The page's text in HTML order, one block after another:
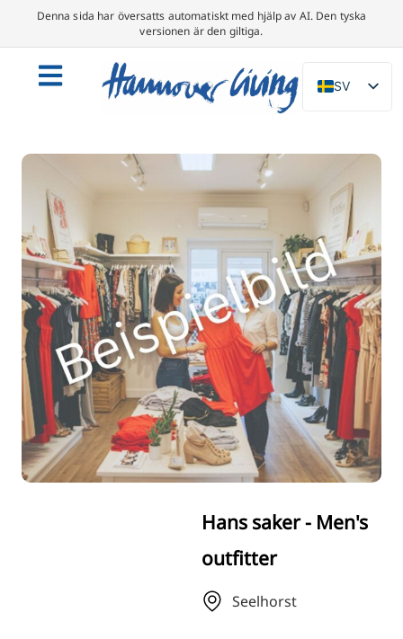
Denna sida har översatts automatiskt med hjälp av AI. Den tyska
versionen är den giltiga.
SV
DE
PL
ES
IT
DA
FR
PT
TR
RU
FI
ZH
JA
Hans saker - Men's
outfitter
Seelhorst